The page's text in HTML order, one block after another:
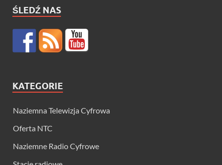
ŚLEDŹ NAS
KATEGORIE
Naziemna Telewizja Cyfrowa
Oferta NTC
Naziemne Radio Cyfrowe